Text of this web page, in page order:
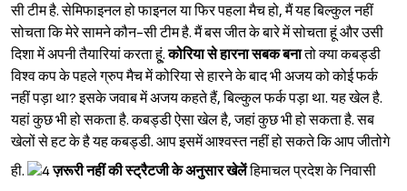
सी टीम है. सेमिफाइनल हो फाइनल या फिर पहला मैच हो, मैं यह बिल्कुल नहीं
सोचता कि मेरे सामने कौन-सी टीम है. मैं बस जीत के बारे में सोचता हूं और उसी
दिशा में अपनी तैयारियां करता हू्ं.कोरिया से हारना सबक बनातो क्या कबड्डी
विश्व कप के पहले ग्रुप मैच में कोरिया से हारने के बाद भी अजय को कोई फर्क
नहीं पड़ा था? इसके जवाब में अजय कहते हैं, बिल्कुल फर्क पड़ा था. यह खेल है.
यहां कुछ भी हो सकता है. कबड्डी ऐसा खेल है, जहां कुछ भी हो सकता है. सब
खेलों से हट के है यह कबड्डी. आप इसमें आश्‍वस्त नहीं हो सकते कि आप जीतोगे
ही.
ज़रूरी नहीं की स्ट्रैटजी के अनुसार खेलेंहिमाचल प्रदेश के निवासी